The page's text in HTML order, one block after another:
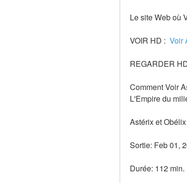
Le site Web où
VOIR HD : Voir
REGARDER
Comment Voir
L'Empire du
Astérix et
Sortie: Feb 01,
Durée: 112 min.